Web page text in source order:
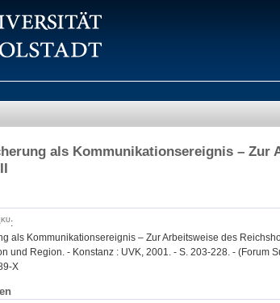
als Kommunikationsereignis – Zur
:
als Kommunikationsereignis – Zur Arbeitsweise des
und Region. - Konstanz : UVK, 2001. - S. 203-228. - (Forum
X